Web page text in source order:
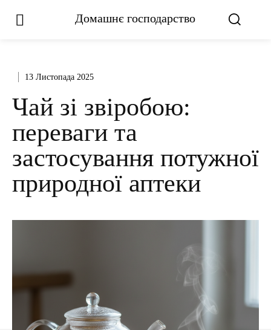
Домашнє господарство
13 Листопада 2025
Чай зі звіробою:
переваги та
застосування потужної
природної аптеки